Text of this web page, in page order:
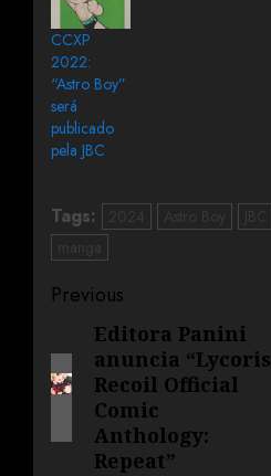
CCXP
2022:
“Astro Boy”
será
publicado
pela JBC
Tags: 2024 Astro Boy
JBC
manga
Previous
Editora Panini
anuncia “Lycoris
Recoil Official
Comic
Anthology:
Repeat”